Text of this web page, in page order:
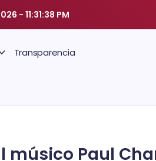
- 11:31:39 PM
Transparencia
músico Paul